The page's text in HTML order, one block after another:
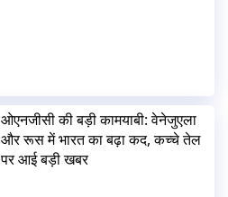
ओएनजीसी की बड़ी कामयाबी: वेनेजुएला
और रूस में भारत का बढ़ा कद, कच्चे तेल
पर आई बड़ी खबर